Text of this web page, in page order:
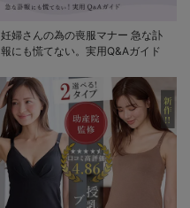
妊婦さんの為の喪服マナー 急な訃
報にも慌てない。実用Q&Aガイド